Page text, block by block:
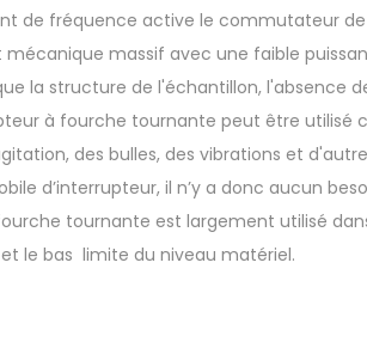
de fréquence active le commutateur
massif avec une faible
la structure de l'échantillon, l'absence
à fourche tournante peut être utilisé
des bulles, des vibrations et
d’interrupteur, il n’y a donc aucun
tournante est largement utilisé
le bas limite du niveau matériel.